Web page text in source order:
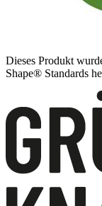
Dieses Produkt
Shape® Standards